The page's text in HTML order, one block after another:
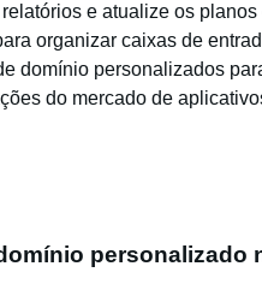
e atualize os
organizar caixas de
domínio personalizados
do mercado de
personalizado